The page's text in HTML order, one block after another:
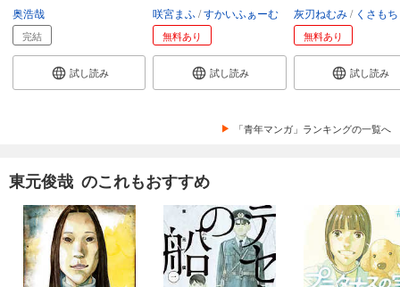
奥浩哉
完結
試し読み
咲宮まふ すかいふぁーむ
無料あり
試し読み
灰刃ねむみ くさもち
無料あり
試し読み
「青年マンガ」ランキングの一覧へ
東元俊哉 のこれもおすすめ